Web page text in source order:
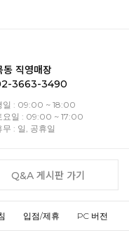
동 직영매장
3663-3490
일 : 09:00 ~ 18:00
요일 : 09:00 ~ 17:00
무 : 일, 공휴일
Q&A 게시판 가기
입점/제휴 PC 버전